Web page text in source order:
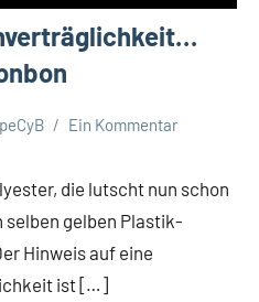
Ein Kommentar
die lutscht nun schon
selben gelben Plastik-
Hinweis auf eine
ist […]